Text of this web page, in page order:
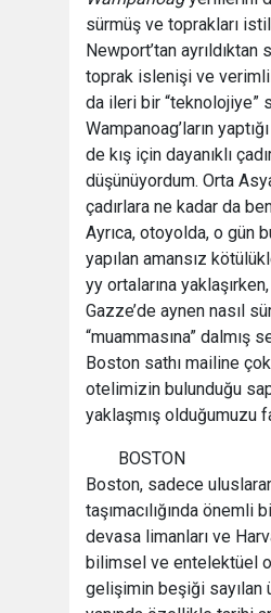
sürmüş ve toprakları
Newport’tan ayrıldıktan
toprak islenişi ve
da ileri bir “teknolojiye”
Wampanoag’ların
de kış için dayanıklı
düşünüyordum. Orta
çadırlara ne kadar da
Ayrıca, otoyolda, o gün
yapılan amansız
yy ortalarına
Gazze’de aynen nasıl
“muammasına” dalmış
Boston sathı mailine
otelimizin bulunduğu
yaklaşmış olduğumuzu
BOSTON
Boston, sadece
taşımacılığında önemli
devasa limanları ve
bilimsel ve entelektüel
gelişimin beşiği sayılan